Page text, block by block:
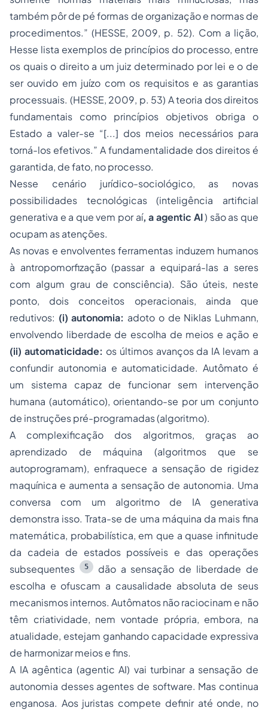
também pôr de pé formas de organização e normas de
procedimentos.” (HESSE, 2009, p. 52). Com a lição,
Hesse lista exemplos de princípios do processo, entre
os quais o direito a um juiz determinado por lei e o de
ser ouvido em juízo com os requisitos e as garantias
processuais. (HESSE, 2009, p. 53) A teoria dosdireitos
fundamentais como princípios objetivos obriga o
Estado a valer-se “[...] dos meios necessários para
torná-los efetivos.” A fundamentalidade dos direitos é
garantida, de fato, no processo.
Nesse cenário jurídico-sociológico, as novas
possibilidades tecnológicas (inteligência artificial
generativa e a que vem por aí, aagentic AI) são as que
ocupam as atenções.
As novas e envolventes ferramentas induzem humanos
à antropomorfização (passar a equipará-las a seres
com algum grau de consciência). São úteis, neste
ponto, dois conceitos operacionais, ainda que
redutivos: (i) autonomia: adoto o de Niklas Luhmann,
envolvendo liberdade de escolha de meios e ação e
(ii) automaticidade: os últimos avanços da IA levam a
confundir autonomia e automaticidade. Autômato é
um sistema capaz de funcionar sem intervenção
humana (automático), orientando-se por um conjunto
de instruções pré-programadas (algoritmo).
A complexificação dos algoritmos, graças ao
aprendizado de máquina (algoritmos que se
autoprogramam), enfraquece a sensação de rigidez
maquínica e aumenta a sensação de autonomia. Uma
conversa com um algoritmo de IA generativa
demonstra isso. Trata-se de uma máquina da mais fina
matemática, probabilística, em que a quase infinitude
da cadeia de estados possíveis e das operações
subsequentes
5 dão a sensação de liberdade de
escolha e ofuscam a causalidade absoluta de seus
mecanismos internos. Autômatos não raciocinam e não
têm criatividade, nem vontade própria, embora, na
atualidade, estejam ganhando capacidade expressiva
de harmonizar meios e fins.
A IA agêntica (agentic AI) vai turbinar a sensação de
autonomia desses agentes de software. Mas continua
enganosa. Aos juristas compete definir até onde, no